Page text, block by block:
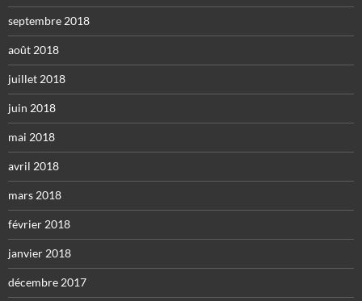
septembre 2018
août 2018
juillet 2018
juin 2018
mai 2018
avril 2018
mars 2018
février 2018
janvier 2018
décembre 2017